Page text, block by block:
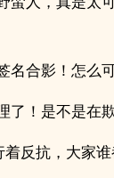
名合影！怎么
了！是不是在
反抗，大家